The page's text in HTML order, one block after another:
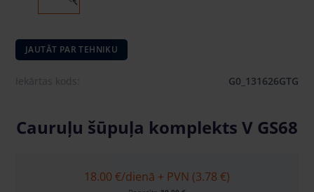
JAUTĀT PAR TEHNIKU
Iekārtas kods: G0_131626GTG
Cauruļu šūpuļa komplekts V GS68
18.00 €/dienā + PVN (3.78 €)